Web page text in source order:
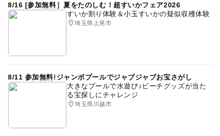
8/16 [参加無料］夏をたのしむ！超すいかフェア2026
すいか割り体験＆小玉すいかの疑似収穫体験
埼玉県上尾市
8/11 参加無料!ジャンボプールでジャブジャブお宝さがし
大きなプールで水遊び♪ビーチグッズが当た
る宝探しにチャレンジ
埼玉県川越市